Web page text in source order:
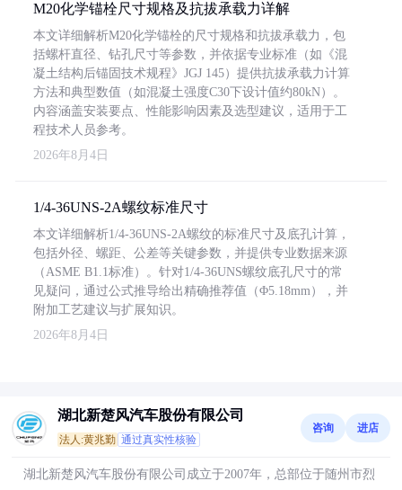
M20化学锚栓尺寸规格及抗拔承载力详解
本文详细解析M20化学锚栓的尺寸规格和抗拔承载力，包
括螺杆直径、钻孔尺寸等参数，并依据专业标准（如《混
凝土结构后锚固技术规程》JGJ 145）提供抗拔承载力计算
方法和典型数值（如混凝土强度C30下设计值约80kN）。
内容涵盖安装要点、性能影响因素及选型建议，适用于工
程技术人员参考。
2026年8月4日
1/4-36UNS-2A螺纹标准尺寸
本文详细解析1/4-36UNS-2A螺纹的标准尺寸及底孔计算，
包括外径、螺距、公差等关键参数，并提供专业数据来源
（ASME B1.1标准）。针对1/4-36UNS螺纹底孔尺寸的常
见疑问，通过公式推导给出精确推荐值（Φ5.18mm），并
附加工艺建议与扩展知识。
2026年8月4日
湖北新楚风汽车股份有限公司
法人:黄兆勤 通过真实性核验
咨询 进店
湖北新楚风汽车股份有限公司成立于2007年，总部位于随州市烈